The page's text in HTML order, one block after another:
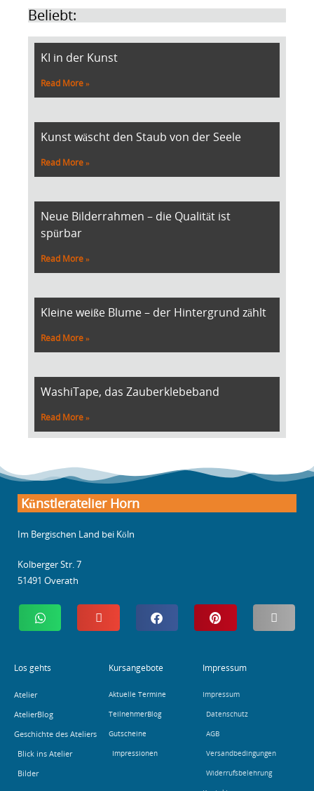
Beliebt:
KI in der Kunst
Read More »
Kunst wäscht den Staub von der Seele
Read More »
Neue Bilderrahmen – die Qualität ist
spürbar
Read More »
Kleine weiße Blume – der Hintergrund zählt
Read More »
WashiTape, das Zauberklebeband
Read More »
Künstleratelier Horn
Im Bergischen Land bei Köln
Kolberger Str. 7
51491 Overath
Los gehts
Atelier
AtelierBlog
Geschichte des Ateliers
Blick ins Atelier
Bilder
Kursangebote
Aktuelle Termine
TeilnehmerBlog
Gutscheine
Impressionen
Impressum
Impressum
Datenschutz
AGB
Versandbedingungen
Widerrufsbelehrung